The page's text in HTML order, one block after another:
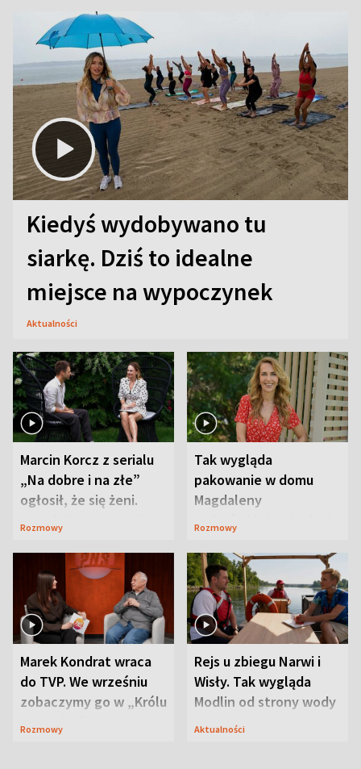
Kiedyś wydobywano tu
siarkę. Dziś to idealne
miejsce na wypoczynek
Aktualności
Marcin Korcz z serialu
„Na dobre i na złe”
ogłosił, że się żeni.
Zdradził, co zmienił
Rozmowy
Tak wygląda
pakowanie w domu
Magdaleny
Waligórskiej-Lisieckiej.
Rozmowy
Marek Kondrat wraca
do TVP. We wrześniu
zobaczymy go w „Królu
Rozmowy
Rejs u zbiegu Narwi i
Wisły. Tak wygląda
Modlin od strony wody
Aktualności